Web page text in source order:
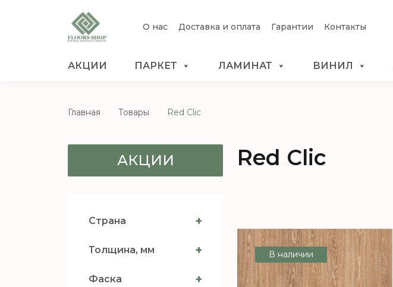
О нас Доставка и оплата Гарантии Контакты
АКЦИИ ПАРКЕТ ЛАМИНАТ ВИНИЛ
Главная Товары Red Clic
АКЦИИ
Страна +
Толщина, мм +
Фаска +
Red Clic
В наличии